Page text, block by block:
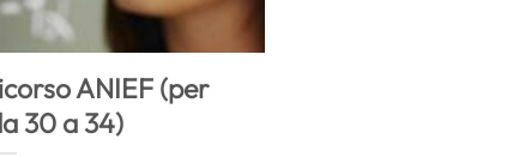
ANIEF (per
30 a 34)